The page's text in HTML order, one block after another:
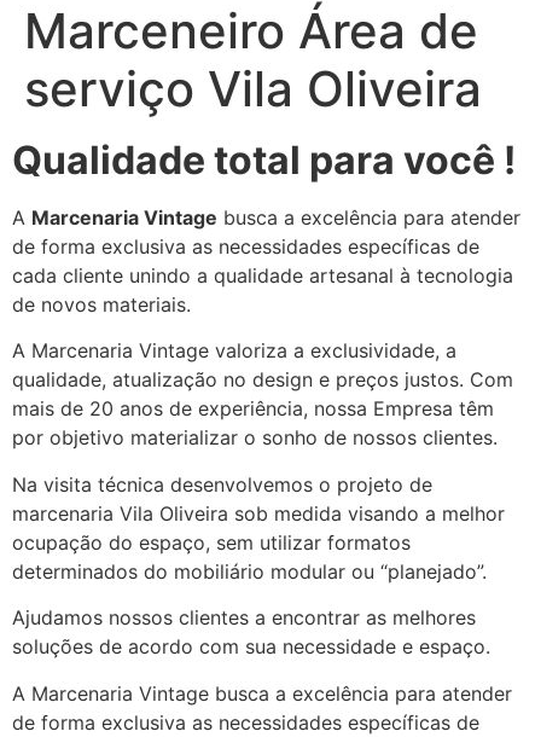
Marceneiro Área de
serviço Vila Oliveira
Qualidade total para você !
A Marcenaria Vintage busca a excelência para atender
de forma exclusiva as necessidades específicas de
cada cliente unindo a qualidade artesanal à tecnologia
de novos materiais.
A Marcenaria Vintage valoriza a exclusividade, a
qualidade, atualização no design e preços justos. Com
mais de 20 anos de experiência, nossa Empresa têm
por objetivo materializar o sonho de nossos clientes.
Na visita técnica desenvolvemos o projeto de
marcenaria Vila Oliveira sob medida visando a melhor
ocupação do espaço, sem utilizar formatos
determinados do mobiliário modular ou “planejado”.
Ajudamos nossos clientes a encontrar as melhores
soluções de acordo com sua necessidade e espaço.
A Marcenaria Vintage busca a excelência para atender
de forma exclusiva as necessidades específicas de